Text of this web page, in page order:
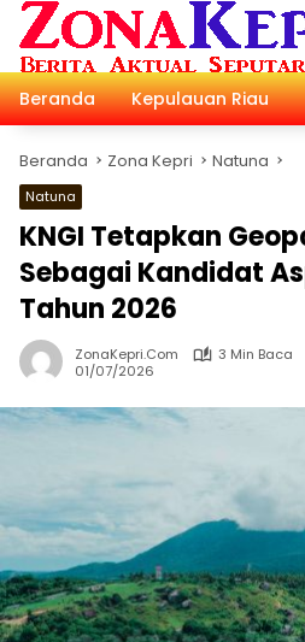
Langsung
konten
Beranda
Kepulauan Riau
Beranda Zona Kepri Natuna
Natuna
KNGI Tetapkan
Sebagai Kandidat
Tahun 2026
ZonaKepri.com
3 Min Baca
01/07/2026